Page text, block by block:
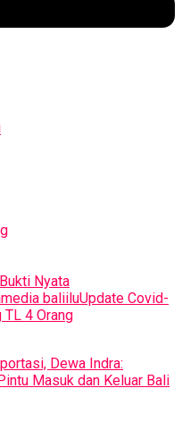
Nyata
media baliiluUpdate Covid-
4 Orang
Dewa Indra:
Masuk dan Keluar Bali